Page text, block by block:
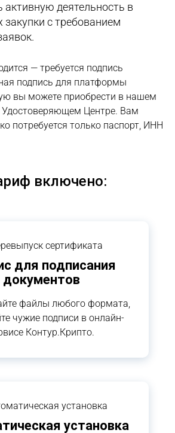
активную деятельность в
закупки с требованием
— требуется подпись
подпись для платформы
вы можете приобрести в нашем
Удостоверяющем Центре. Вам
потребуется только паспорт, ИНН
включено:
для подписания
документов
файлы любого формата,
чужие подписи в онлайн-
Контур.Крипто.
установка